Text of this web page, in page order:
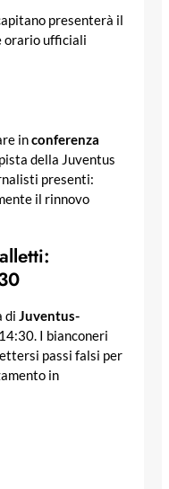
presenterà il
orario ufficiali
inconferenza
della Juventus
presenti:
il rinnovo
di Juventus-
I bianconeri
passi falsi per
in